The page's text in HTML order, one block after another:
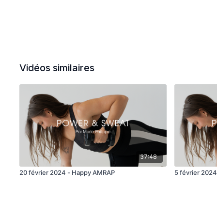
Vidéos similaires
37:48
20 février 2024 - Happy AMRAP 5 février